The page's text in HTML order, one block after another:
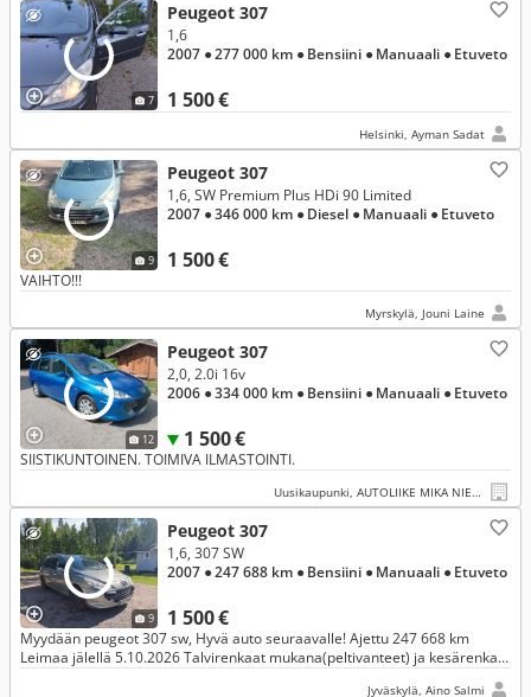
7
Peugeot 307
1 500 €
1,6
2007 ● 277 000 km ● Bensiini ● Manuaali ● Etuveto
Helsinki, Ayman Sadat
9
Peugeot 307
1 500 €
1,6, SW Premium Plus HDi 90 Limited
2007 ● 346 000 km ● Diesel ● Manuaali ● Etuveto
VAIHTO!!!
Myrskylä, Jouni Laine
12
Peugeot 307
1 500 €
2,0, 2.0i 16v
2006 ● 334 000 km ● Bensiini ● Manuaali ● Etuveto
SIISTIKUNTOINEN. TOIMIVA ILMASTOINTI.
Uusikaupunki, AUTOLIIKE MIKA NIEMINEN
9
Peugeot 307
1 500 €
1,6, 307 SW
2007 ● 247 688 km ● Bensiini ● Manuaali ● Etuveto
Myydään peugeot 307 sw, Hyvä auto seuraavalle! Ajettu 247 668 km
Leimaa jälellä 5.10.2026 Talvirenkaat mukana(peltivanteet) ja kesärenkaat
Jyväskylä, Aino Salmi